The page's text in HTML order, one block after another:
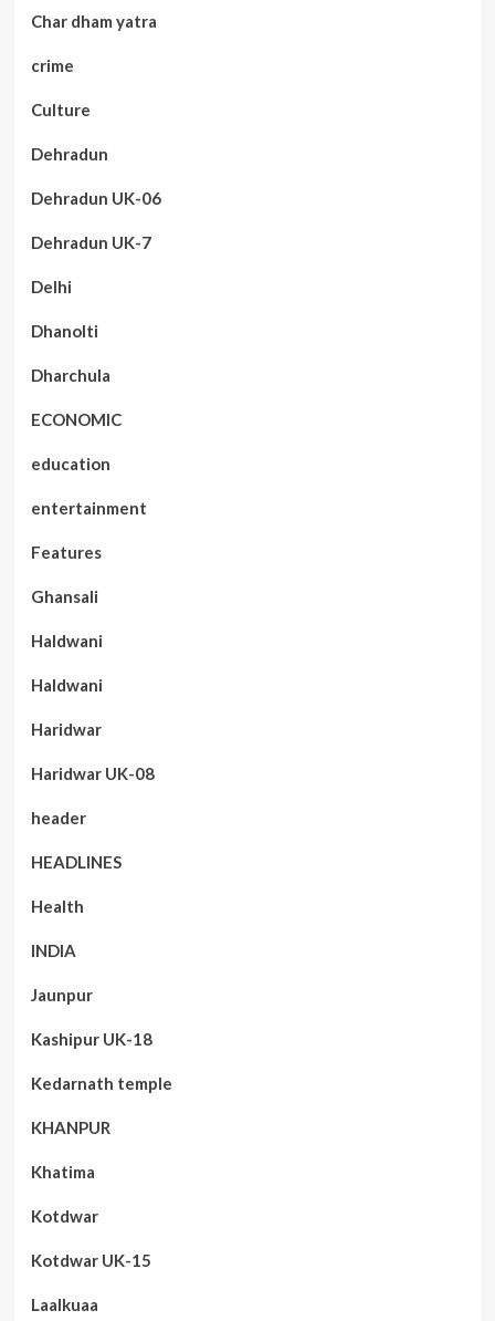
Char dham yatra
crime
Culture
Dehradun
Dehradun UK-06
Dehradun UK-7
Delhi
Dhanolti
Dharchula
ECONOMIC
education
entertainment
Features
Ghansali
Haldwani
Haldwani
Haridwar
Haridwar UK-08
header
HEADLINES
Health
INDIA
Jaunpur
Kashipur UK-18
Kedarnath temple
KHANPUR
Khatima
Kotdwar
Kotdwar UK-15
Laalkuaa